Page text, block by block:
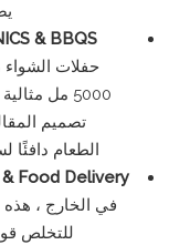
& BBQS
حفلات الشواء
5000 مل
تصميم
الطعام دافئًا
Food Delivery
في الخارج ، هذه
للتخلص